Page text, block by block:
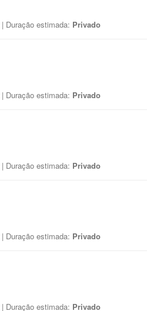
| Duração estimada: Privado
| Duração estimada: Privado
| Duração estimada: Privado
| Duração estimada: Privado
| Duração estimada: Privado